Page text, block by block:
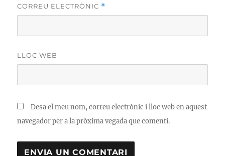
CORREU ELECTRÒNIC *
LLOC WEB
Desa el meu nom, correu electrònic i lloc web en aquest
navegador per a la pròxima vegada que comenti.